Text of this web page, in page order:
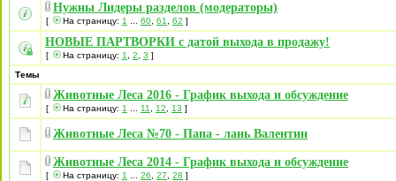
Нужны Лидеры разделов (модераторы)
[ На страницу: 1 60 61 62 ]
НОВЫЕ ПАРТВОРКИ с датой выхода в продажу!
[ На страницу: 1 2 3 ]
Темы
Животные Леса 2016 - График выхода и обсуждение
[ На страницу: 1 11 12 13 ]
Животные Леса №70 - Папа - лань Валентин
Животные Леса 2014 - График выхода и обсуждение
[ На страницу: 1 26 27 28 ]